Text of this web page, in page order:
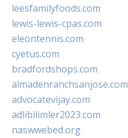
leesfamilyfoods.com
lewis-lewis-cpas.com
eleontennis.com
cyetus.com
bradfordshops.com
almadenranchsanjose.com
advocatevijay.com
adlibilimler2023.com
naswwebed.org